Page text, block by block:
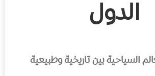
الدول
السياحية بين تاريخية وطبيعية